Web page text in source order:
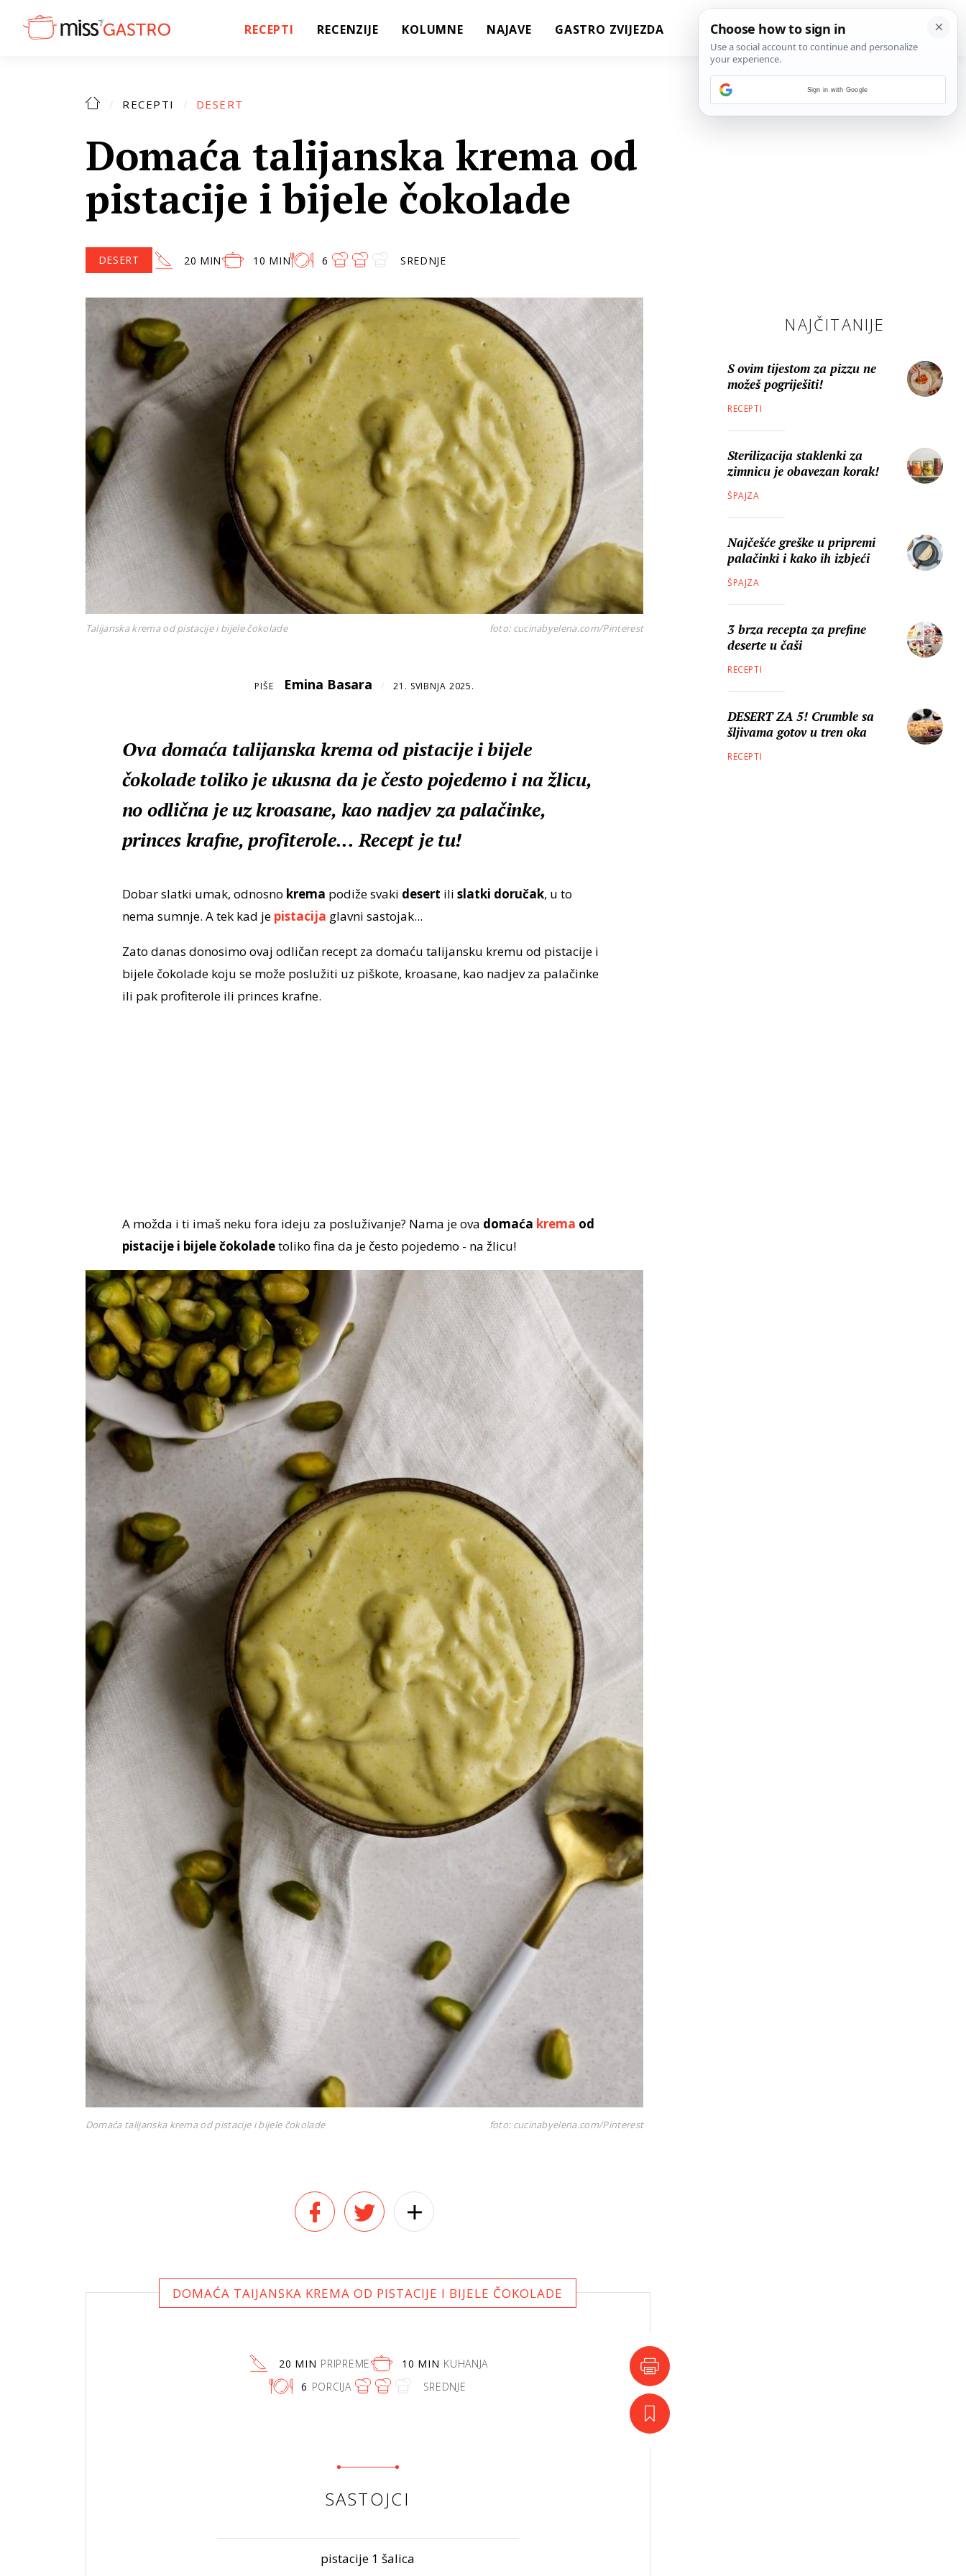
RECEPTI RECENZIJE KOLUMNE NAJAVE GASTRO ZVIJEZDA
RECEPTI DESERT
Domaća talijanska krema od
pistacije i bijele čokolade
DESERT 20 MIN 10 MIN 6 SREDNJE
Talijanska krema od pistacije i bijele čokolade foto: cucinabyelena.com/Pinterest
PIŠE Emina Basara / 21. SVIBNJA 2025.
Ova domaća talijanska krema od pistacije i bijele
čokolade toliko je ukusna da je često pojedemo i na žlicu,
no odlična je uz kroasane, kao nadjev za palačinke,
princes krafne, profiterole... Recept je tu!
Dobar slatki umak, odnosno krema podiže svaki desert ili slatki doručak, u to
nema sumnje. A tek kad je pistacija glavni sastojak...
Zato danas donosimo ovaj odličan recept za domaću talijansku kremu od pistacije i
bijele čokolade koju se može poslužiti uz piškote, kroasane, kao nadjev za palačinke
ili pak profiterole ili princes krafne.
A možda i ti imaš neku fora ideju za posluživanje? Nama je ova domaća krema od
pistacije i bijele čokoladetoliko fina da je često pojedemo - na žlicu!
Domaća talijanska krema od pistacije i bijele čokolade foto: cucinabyelena.com/Pinterest
DOMAĆA TAIJANSKA KREMA OD PISTACIJE I BIJELE ČOKOLADE
20 MIN PRIPREME 10 MIN KUHANJA
6 PORCIJA SREDNJE
SASTOJCI
pistacije 1 šalica
NAJČITANIJE
S ovim tijestom za pizzu ne
možeš pogriješiti!
RECEPTI
Sterilizacija staklenki za
zimnicu je obavezan korak!
ŠPAJZA
Najčešće greške u pripremi
palačinki i kako ih izbjeći
ŠPAJZA
3 brza recepta za prefine
deserte u čaši
RECEPTI
DESERT ZA 5! Crumble sa
šljivama gotov u tren oka
RECEPTI
Sign in with Google